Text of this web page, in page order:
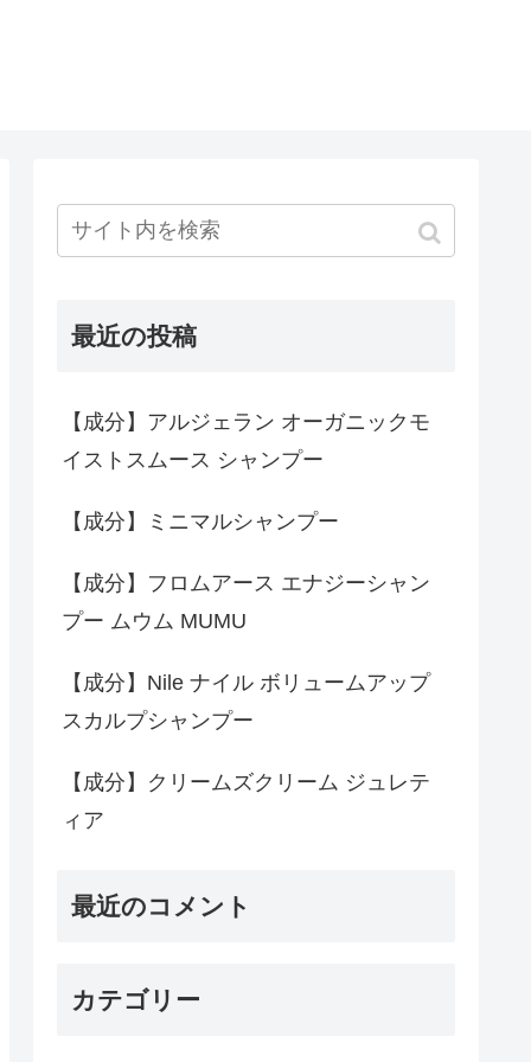
最近の投稿
【成分】アルジェラン オーガニックモ
イストスムース シャンプー
【成分】ミニマルシャンプー
【成分】フロムアース エナジーシャン
プー ムウム MUMU
【成分】Nile ナイル ボリュームアップ
スカルプシャンプー
【成分】クリームズクリーム ジュレテ
ィア
最近のコメント
カテゴリー